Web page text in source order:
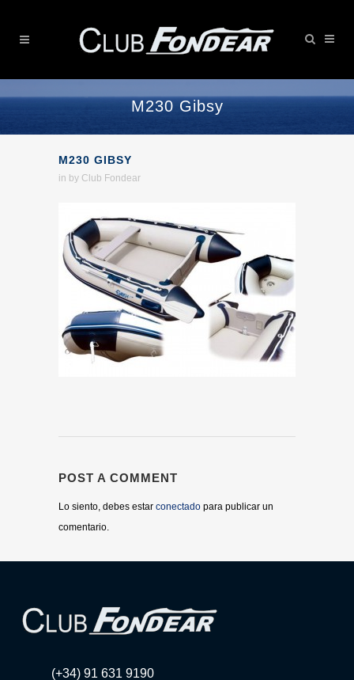
M230 Gibsy
M230 GIBSY
in by Club Fondear
POST A COMMENT
Lo siento, debes estar conectado para publicar un
comentario.
(+34) 91 631 9190